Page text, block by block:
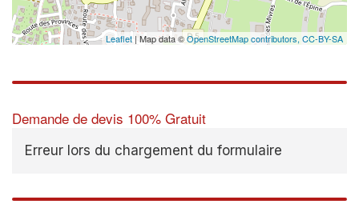
Leaflet | Map data ©OpenStreetMap contributors, CC-BY-SA
Demande de devis 100% Gratuit
Erreur lors du chargement du formulaire